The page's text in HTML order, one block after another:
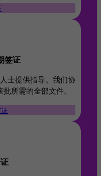
签证
士提供指导。我们协
所需的全部文件。